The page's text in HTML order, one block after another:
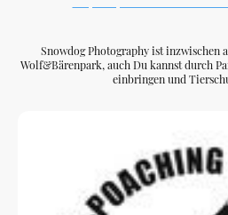
Snowdog Photography ist inzwischen
Wolf&Bärenpark, auch Du kannst durch
einbringen und